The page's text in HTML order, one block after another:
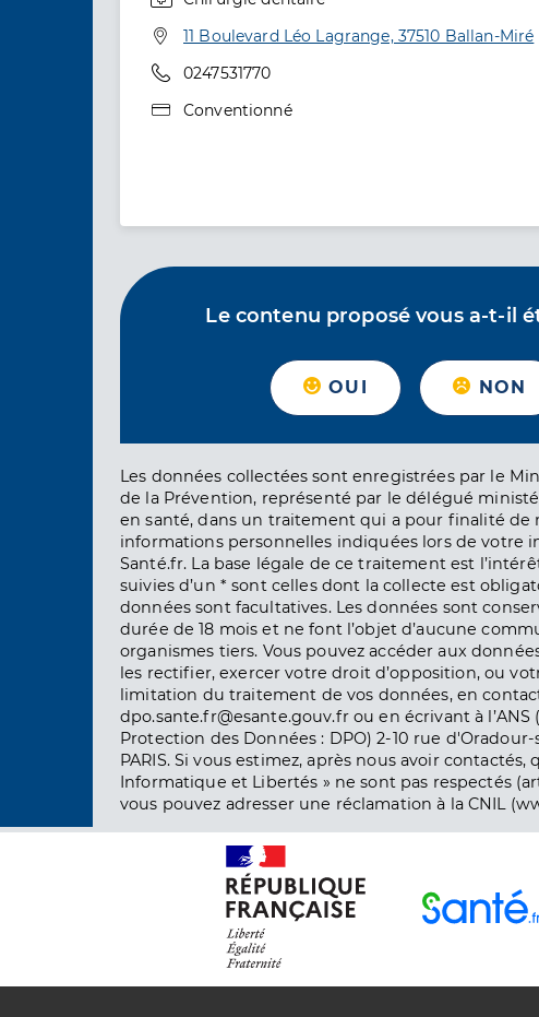
Adresse
11 Boulevard Léo Lagrange, 37510 Ballan-Miré
Téléphone
0247531770
Type de convention
Conventionné
Le contenu proposé vous a-t-il
OUI NON
Les données collectées sont enregistrées par le
de la Prévention, représenté par le délégué
en santé, dans un traitement qui a pour finalité de
informations personnelles indiquées lors de votre
Santé.fr. La base légale de ce traitement est
suivies d’un * sont celles dont la collecte est
données sont facultatives. Les données sont
durée de 18 mois et ne font l’objet d’aucune
organismes tiers. Vous pouvez accéder aux
les rectifier, exercer votre droit d’opposition, ou
limitation du traitement de vos données, en
dpo.sante.fr@esante.gouv.fr ou en écrivant à l’ANS
Protection des Données : DPO) 2-10 rue d'Oradour-
PARIS. Si vous estimez, après nous avoir contactés,
Informatique et Libertés » ne sont pas respectés
vous pouvez adresser une réclamation à la CNIL